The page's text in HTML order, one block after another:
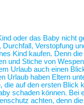
oder das Baby nicht
Verstopfung
Kind kaufen. Denn
und Stiche von
Urlaub auch einen
Urlaub haben Eltern
auf den ersten
schaden können.
achten, denn